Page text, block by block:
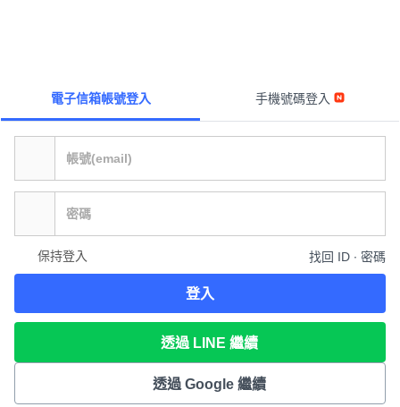
電子信箱帳號登入 手機號碼登入
保持登入 找回 ID ∙ 密碼
登入
透過 LINE 繼續
透過 Google 繼續